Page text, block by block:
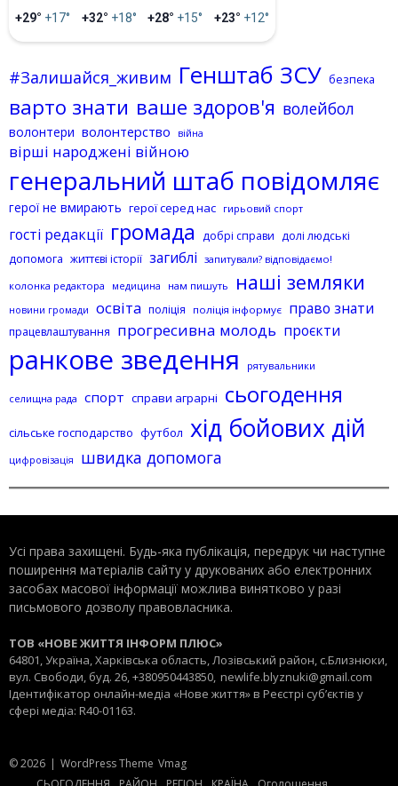
+29° +17° +32° +18° +28° +15° +23° +12°
#Залишайся_живим Генштаб ЗСУ безпека
варто знати ваше здоров'я волейбол
волонтери волонтерство війна
вірші народжені війною
генеральний штаб повідомляє
герої не вмирають герої серед нас гирьовий спорт
гості редакції громада добрі справи долі людські
допомога життєві історії загиблі запитували? відповідаємо!
колонка редактора
медицина нам пишуть наші земляки
новини громади освіта поліція поліція інформує право знати
працевлаштування прогресивна молодь проєкти
ранкове зведення рятувальники
селищна рада спорт справи аграрні сьогодення
сільське господарство футбол хід бойових дій
цифровізація швидка допомога
Усі права захищені. Будь-яка публiкацiя, передрук чи наступне
поширення матеріалів сайту у друкованих або електронних
засобах масової інформації можлива винятково у разі
письмового дозволу правовласника.
ТОВ «НОВЕ ЖИТТЯ ІНФОРМ ПЛЮС»
64801, Україна, Харківська область, Лозівський район, с.Близнюки,
вул. Свободи, буд. 26, +380950443850, newlife.blyznuki@gmail.com
Ідентифікатор онлайн-медіа «Нове життя» в Реєстрі суб’єктів у
сфері медіа: R40-01163.
© 2026 | WordPress Theme Vmag